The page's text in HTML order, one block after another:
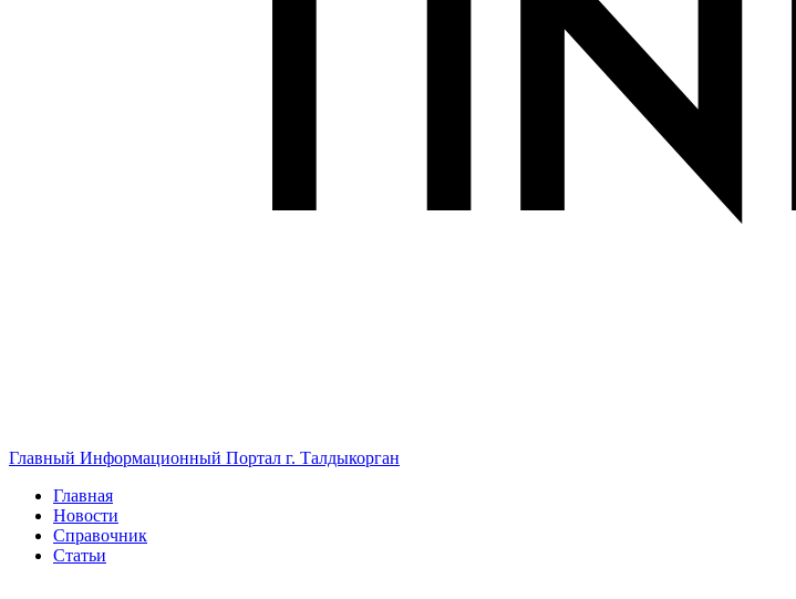
Главный Информационный Портал г. Талдыкорган
Главная
Новости
Справочник
Статьи